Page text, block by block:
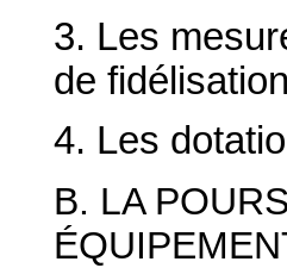
3. Les
de fidélisation
4. Les
B. LA